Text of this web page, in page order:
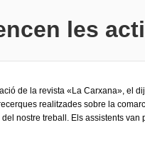
les
de la revista «La Carxana», el
realitzades sobre la
nostre treball. Els assistents